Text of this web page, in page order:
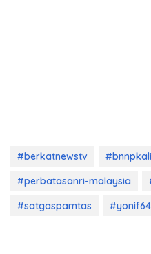
#berkatnewstv
#perbatasanri-malaysia
#satgaspamtas